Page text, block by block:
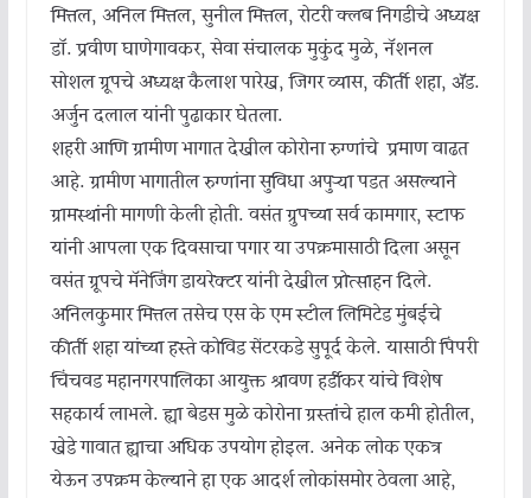
मित्तल, अनिल मित्तल, सुनील मित्तल, रोटरी क्लब निगडीचे अध्यक्ष
डॉ. प्रवीण घाणेगावकर, सेवा संचालक मुकुंद मुळे, नॅशनल
सोशल ग्रूपचे अध्यक्ष कैलाश पारेख, जिगर व्यास, कीर्ती शहा, ॲड.
अर्जुन दलाल यांनी पुढाकार घेतला.
शहरी आणि ग्रामीण भागात देखील कोरोना रुग्णांचे प्रमाण वाढत
आहे. ग्रामीण भागातील रुग्णांना सुविधा अपुऱ्या पडत असल्याने
ग्रामस्थांनी मागणी केली होती. वसंत ग्रुपच्या सर्व कामगार, स्टाफ
यांनी आपला एक दिवसाचा पगार या उपक्रमासाठी दिला असून
वसंत ग्रूपचे मॅनेजिंग डायरेक्टर यांनी देखील प्रोत्साहन दिले.
अनिलकुमार मित्तल तसेच एस के एम स्टील लिमिटेड मुंबईचे
कीर्ती शहा यांच्या हस्ते कोविड सेंटरकडे सुपूर्द केले. यासाठी पिंपरी
चिंचवड महानगरपालिका आयुक्त श्रावण हर्डीकर यांचे विशेष
सहकार्य लाभले. ह्या बेडस मुळे कोरोना ग्रस्तांचे हाल कमी होतील,
खेडे गावात ह्याचा अधिक उपयोग होइल. अनेक लोक एकत्र
येऊन उपक्रम केल्याने हा एक आदर्श लोकांसमोर ठेवला आहे,